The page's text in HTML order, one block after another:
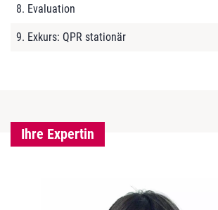
8. Evaluation
9. Exkurs: QPR stationär
Ihre Expertin